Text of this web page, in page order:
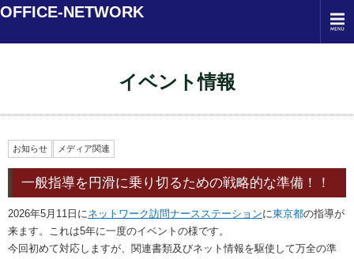
OFFICE-NETWORK
イベント情報
お知らせ メディア関連
一般指導を円滑に乗り切るための戦略的な準備！！
2026年5月11日にネットワーク訪問ナースステーションに東京都の指導が
来ます。これは5年に一度のイベントの様です。
今回初めて対応しますが、関連書類及びネット情報を駆使して万全の準